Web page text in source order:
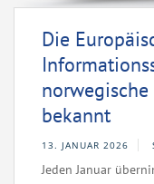
Die
bekannt
13. JANUAR 2026
Jeden Januar